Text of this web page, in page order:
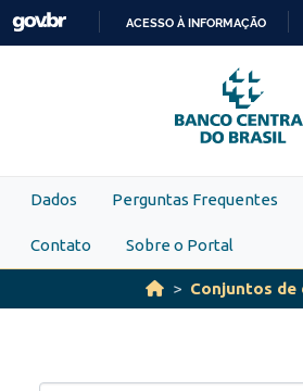
Skip to main content
PARA
O
ACESSO À INFORMAÇÃO
Dados Perguntas Frequentes
Contato Sobre o Portal
Conjuntos de